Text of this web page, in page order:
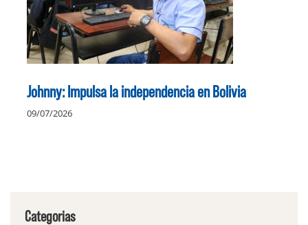
Johnny: Impulsa la independencia en Bolivia
09/07/2026
Categorias